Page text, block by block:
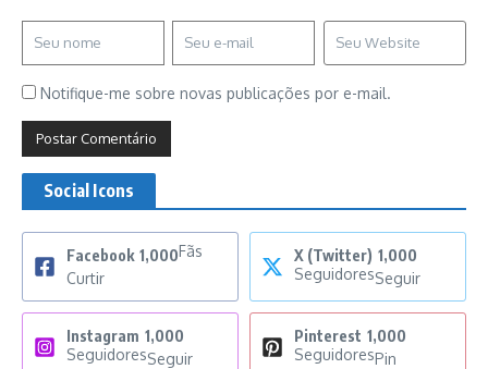
Notifique-me sobre novas publicações por e-mail.
Social Icons
Facebook 1,000Fãs
Curtir
X (Twitter) 1,000
SeguidoresSeguir
Instagram 1,000
SeguidoresSeguir
Pinterest 1,000
SeguidoresPin